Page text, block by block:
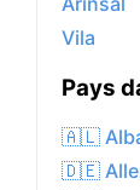
Vila
Pays
🇦🇱
🇩🇪